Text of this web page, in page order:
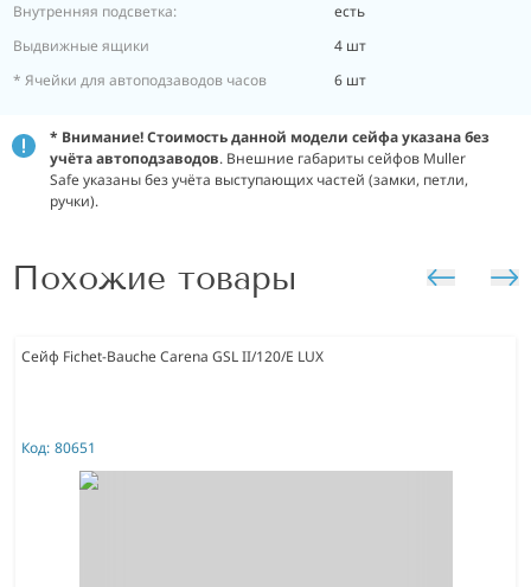
Внутренняя подсветка:
есть
Выдвижные ящики
4 шт
* Ячейки для автоподзаводов часов
6 шт
* Внимание! Стоимость данной модели сейфа указана без
учёта автоподзаводов. Внешние габариты сейфов Muller
Safe указаны без учёта выступающих частей (замки, петли,
ручки).
Похожие товары
Сейф Fichet-Bauche Carena GSL II/120/E LUX
Код: 80651